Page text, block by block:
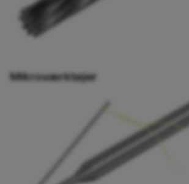
Mikroværktøjer